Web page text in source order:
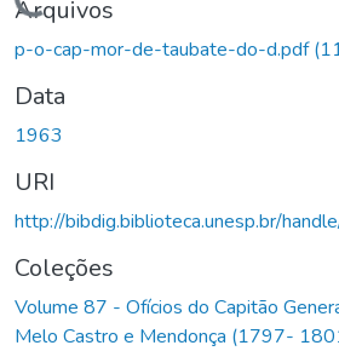
Carregando...
Arquivos
p-o-cap-mor-de-taubate-do-d.pdf
Data
1963
URI
http://bibdig.biblioteca.unesp.br/
Coleções
Volume 87 - Ofícios do Capitão
Melo Castro e Mendonça (1797-